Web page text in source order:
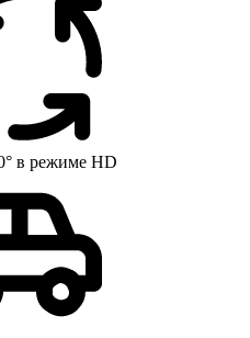
в режиме HD